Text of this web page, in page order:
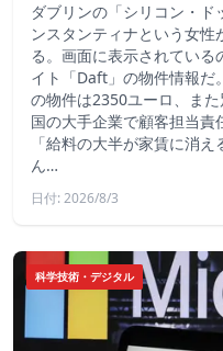
ダブリンの「シリコン・
ンスタンティナという女
る。画面に表示されてい
イト「Daft」の物件情報だ
の物件は2350ユーロ、ま
国の大手企業で顧客担当責
「給料の大半が家賃に消
ん…
日付: 2026/8/3
科学技術・デジタル